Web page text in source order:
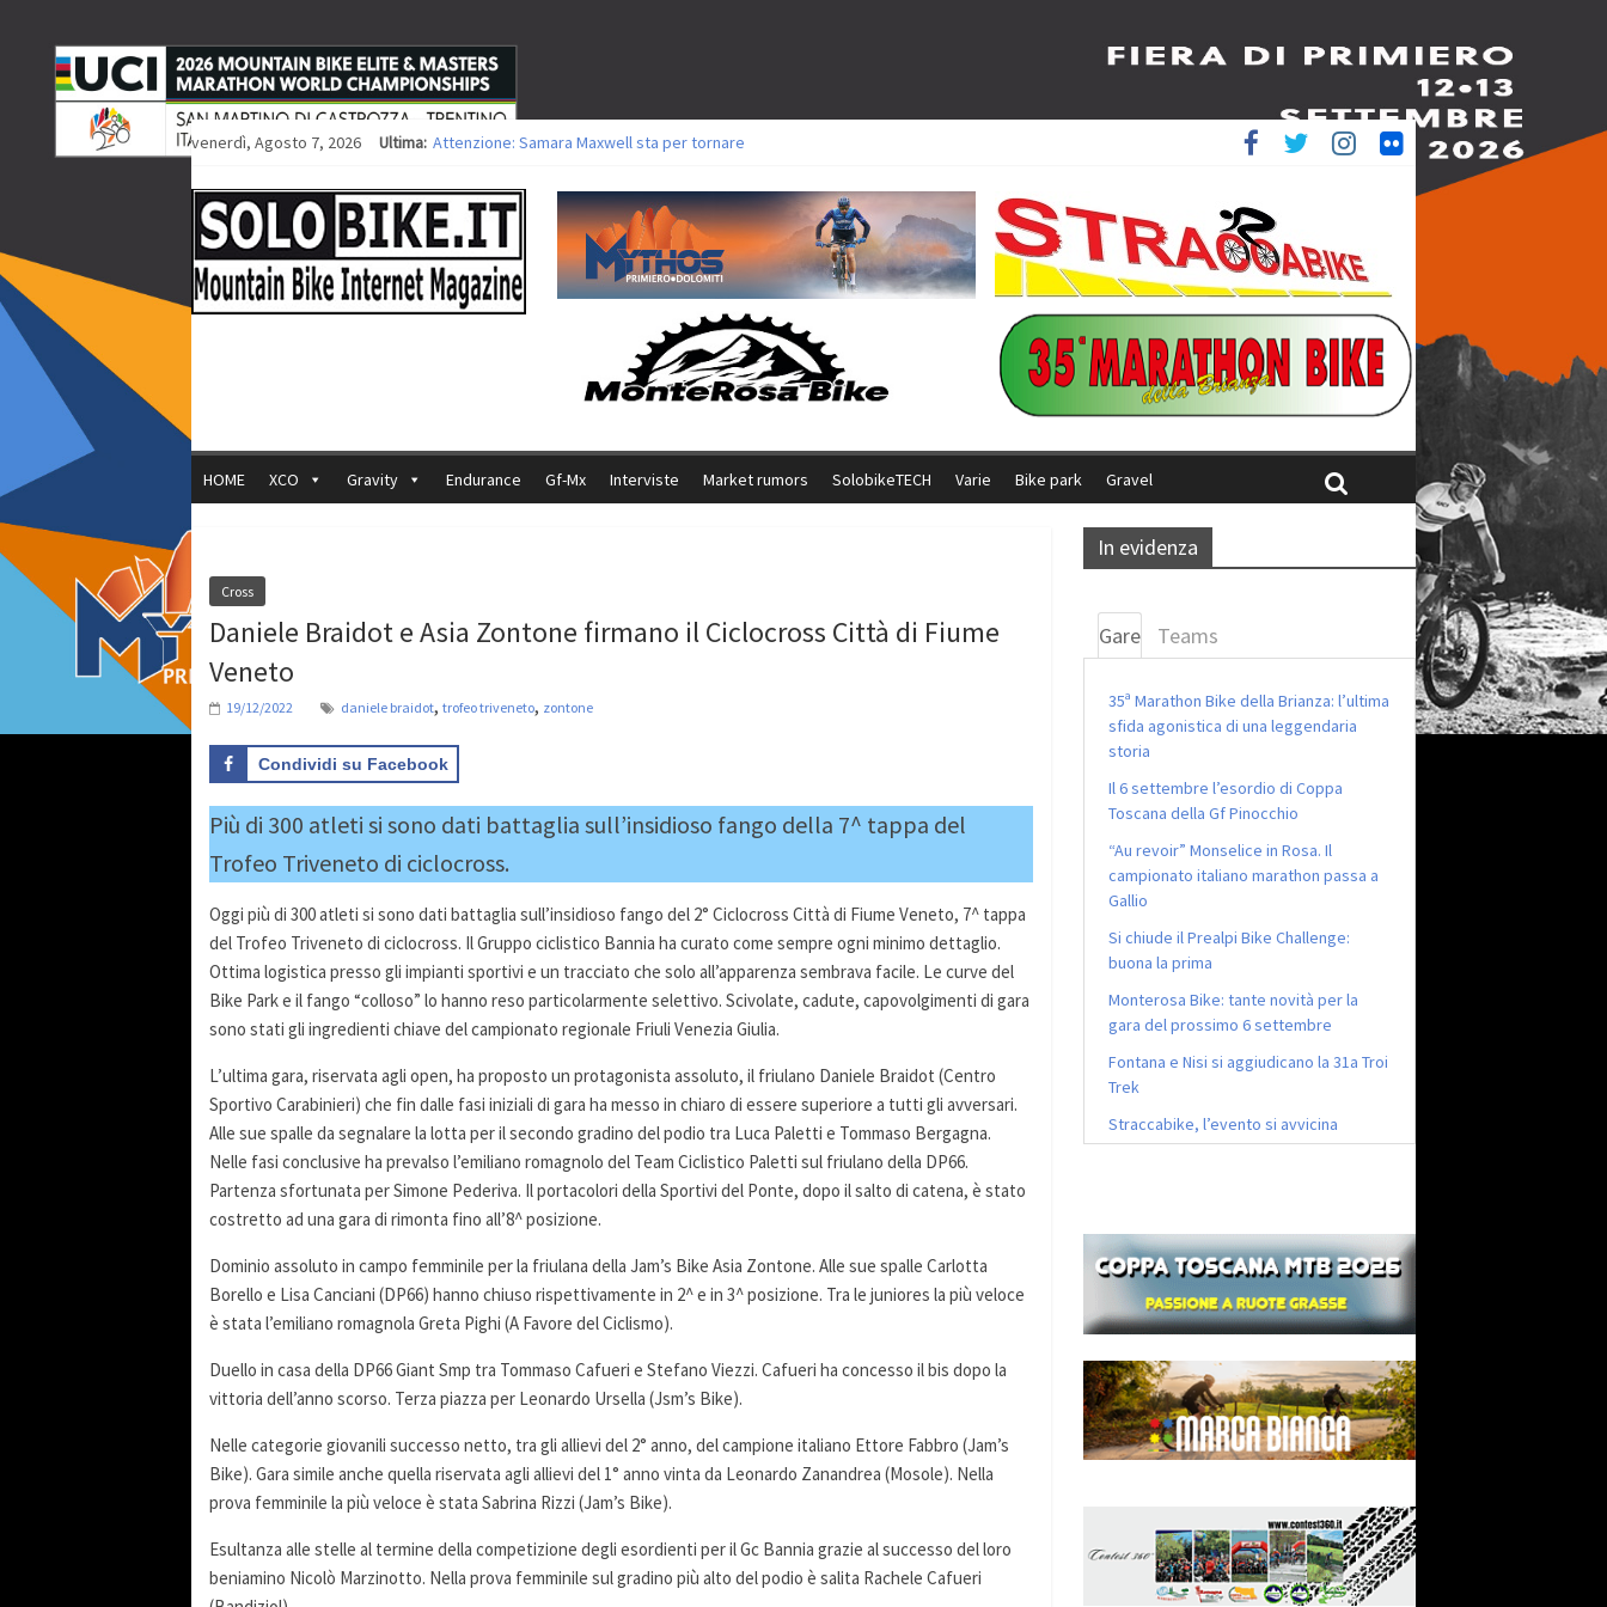
venerdì, Agosto 7, 2026 Ultima: Attenzione: Samara Maxwell sta per tornare
Europei XCO: vittorie per Ghibaudo, Grossmann e Gallis. Signorelli 5^ la migliore tra gli italiani
35ª Marathon Bike della Brianza: l’ultima sfida agonistica di una leggendaria storia
Europei MTB: il Team Relay firma il secondo argento azzurro a Monteceneri
HOME XCO Gravity Endurance Gf-Mx Interviste Market rumors SolobikeTECH Varie Bike park Gravel
Cross
Daniele Braidot e Asia Zontone firmano il Ciclocross Città di Fiume
Veneto
19/12/2022 daniele braidot, trofeo triveneto, zontone
Condividi su Facebook
Più di 300 atleti si sono dati battaglia sull’insidioso fango della 7^ tappa del
Trofeo Triveneto di ciclocross.
Oggi più di 300 atleti si sono dati battaglia sull’insidioso fango del 2° Ciclocross Città di Fiume Veneto, 7^ tappa
del Trofeo Triveneto di ciclocross. Il Gruppo ciclistico Bannia ha curato come sempre ogni minimo dettaglio.
Ottima logistica presso gli impianti sportivi e un tracciato che solo all’apparenza sembrava facile. Le curve del
Bike Park e il fango “colloso” lo hanno reso particolarmente selettivo. Scivolate, cadute, capovolgimenti di gara
sono stati gli ingredienti chiave del campionato regionale Friuli Venezia Giulia.
L’ultima gara, riservata agli open, ha proposto un protagonista assoluto, il friulano Daniele Braidot (Centro
Sportivo Carabinieri) che fin dalle fasi iniziali di gara ha messo in chiaro di essere superiore a tutti gli avversari.
Alle sue spalle da segnalare la lotta per il secondo gradino del podio tra Luca Paletti e Tommaso Bergagna.
Nelle fasi conclusive ha prevalso l’emiliano romagnolo del Team Ciclistico Paletti sul friulano della DP66.
Partenza sfortunata per Simone Pederiva. Il portacolori della Sportivi del Ponte, dopo il salto di catena, è stato
costretto ad una gara di rimonta fino all’8^ posizione.
Dominio assoluto in campo femminile per la friulana della Jam’s Bike Asia Zontone. Alle sue spalle Carlotta
Borello e Lisa Canciani (DP66) hanno chiuso rispettivamente in 2^ e in 3^ posizione. Tra le juniores la più veloce
è stata l’emiliano romagnola Greta Pighi (A Favore del Ciclismo).
Duello in casa della DP66 Giant Smp tra Tommaso Cafueri e Stefano Viezzi. Cafueri ha concesso il bis dopo la
vittoria dell’anno scorso. Terza piazza per Leonardo Ursella (Jsm’s Bike).
Nelle categorie giovanili successo netto, tra gli allievi del 2° anno, del campione italiano Ettore Fabbro (Jam’s
Bike). Gara simile anche quella riservata agli allievi del 1° anno vinta da Leonardo Zanandrea (Mosole). Nella
prova femminile la più veloce è stata Sabrina Rizzi (Jam’s Bike).
Esultanza alle stelle al termine della competizione degli esordienti per il Gc Bannia grazie al successo del loro
beniamino Nicolò Marzinotto. Nella prova femminile sul gradino più alto del podio è salita Rachele Cafueri
In evidenza
Gare Teams
35ª Marathon Bike della Brianza: l’ultima
sfida agonistica di una leggendaria
storia
Il 6 settembre l’esordio di Coppa
Toscana della Gf Pinocchio
“Au revoir” Monselice in Rosa. Il
campionato italiano marathon passa a
Gallio
Si chiude il Prealpi Bike Challenge:
buona la prima
Monterosa Bike: tante novità per la
gara del prossimo 6 settembre
Fontana e Nisi si aggiudicano la 31a Troi
Trek
Straccabike, l’evento si avvicina